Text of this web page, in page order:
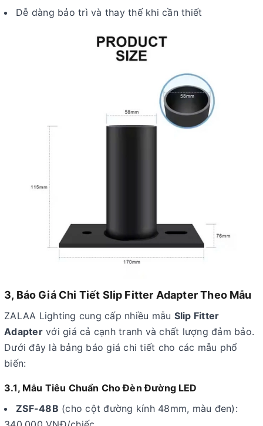
Dễ dàng bảo trì và thay thế khi cần thiết
3, Báo Giá Chi Tiết Slip Fitter Adapter Theo Mẫu
ZALAA Lighting cung cấp nhiều mẫu Slip Fitter
Adaptervới giá cả cạnh tranh và chất lượng đảm bảo.
Dưới đây là bảng báo giá chi tiết cho các mẫu phổ
biến:
3.1, Mẫu Tiêu Chuẩn Cho Đèn Đường LED
ZSF-48B (cho cột đường kính 48mm, màu đen):